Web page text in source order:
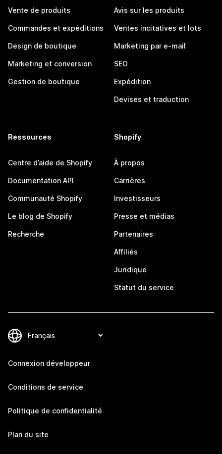
Vente de produits
Commandes et expéditions
Design de boutique
Marketing et conversion
Gestion de boutique
Avis sur les produits
Ventes incitatives et lots
Marketing par e-mail
SEO
Expédition
Devises et traduction
Ressources
Centre d’aide de Shopify
Documentation API
Communauté Shopify
Le blog de Shopify
Recherche
Shopify
À propos
Carrières
Investisseurs
Presse et médias
Partenaires
Affiliés
Juridique
Statut du service
Connexion développeur
Conditions de service
Politique de confidentialité
Plan du site